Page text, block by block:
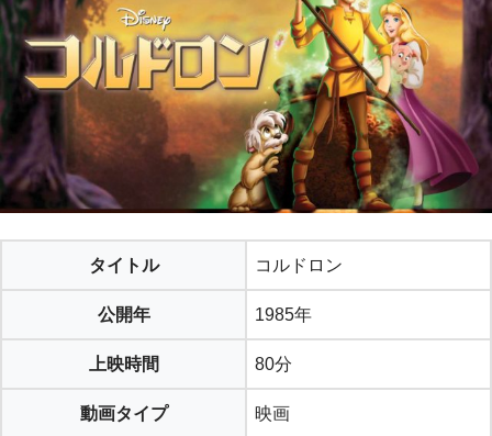
タイトル コルドロン
公開年 1985年
上映時間 80分
動画タイプ 映画